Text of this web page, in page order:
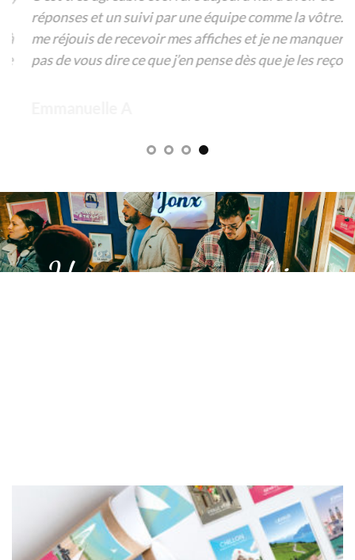
réponses et un suivi par une équipe comme la vôtre. Je
me réjouis de recevoir mes affiches et je ne manquerai
pas de vous dire ce que j’en pense dès que je les reçois.
« Un voyage graphique